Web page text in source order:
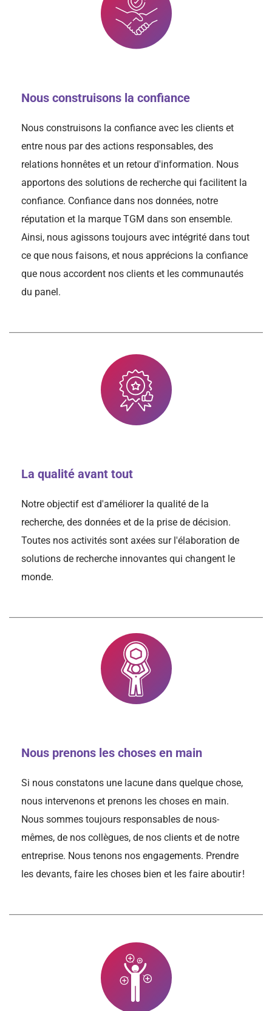
Nous construisons la confiance
Nous construisons la confiance avec les clients et
entre nous par des actions responsables, des
relations honnêtes et un retour d'information. Nous
apportons des solutions de recherche qui facilitent la
confiance. Confiance dans nos données, notre
réputation et la marque TGM dans son ensemble.
Ainsi, nous agissons toujours avec intégrité dans tout
ce que nous faisons, et nous apprécions la confiance
que nous accordent nos clients et les communautés
du panel.
La qualité avant tout
Notre objectif est d'améliorer la qualité de la
recherche, des données et de la prise de décision.
Toutes nos activités sont axées sur l'élaboration de
solutions de recherche innovantes qui changent le
monde.
Nous prenons les choses en main
Si nous constatons une lacune dans quelque chose,
nous intervenons et prenons les choses en main.
Nous sommes toujours responsables de nous-
mêmes, de nos collègues, de nos clients et de notre
entreprise. Nous tenons nos engagements. Prendre
les devants, faire les choses bien et les faire aboutir !